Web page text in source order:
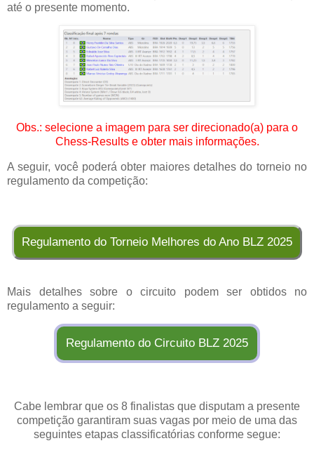
até o presente momento.
Obs.: selecione a imagem para ser direcionado(a) para o
Chess-Results e obter mais informações.
A seguir, você poderá obter maiores detalhes do torneio no
regulamento da competição:
Regulamento do Torneio Melhores do Ano BLZ 2025
Mais detalhes sobre o circuito podem ser obtidos no
regulamento a seguir:
Regulamento do Circuito BLZ 2025
Cabe lembrar que os 8 finalistas que disputam a presente
competição garantiram suas vagas por meio de uma das
seguintes etapas classificatórias conforme segue: